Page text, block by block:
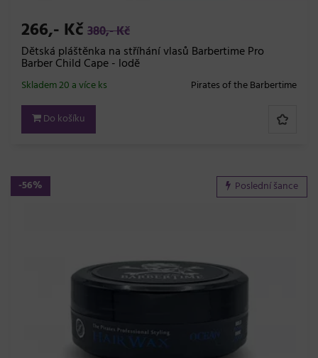
266,- Kč 380,- Kč
Dětská pláštěnka na stříhání vlasů Barbertime Pro
Barber Child Cape - lodě
Pirates of the Barbertime
Skladem 20 a více ks
Do košíku
-56% Poslední šance